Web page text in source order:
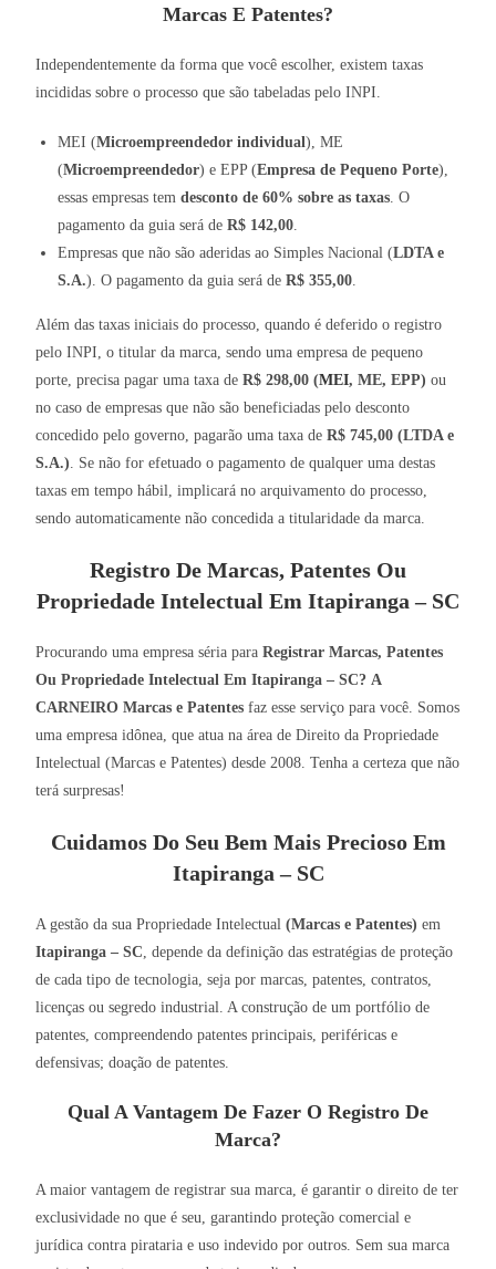
Marcas E Patentes?
Independentemente da forma que você escolher, existem taxas
incididas sobre o processo que são tabeladas pelo INPI.
MEI (Microempreendedor individual), ME
(Microempreendedor) e EPP (Empresa de Pequeno Porte),
essas empresas temdesconto de 60% sobre as taxas. O
pagamento da guia será deR$ 142,00.
Empresas que não são aderidas ao Simples Nacional (LDTA e
S.A.). O pagamento da guia será deR$ 355,00.
Além das taxas iniciais do processo, quando é deferido o registro
pelo INPI, o titular da marca, sendo uma empresa de pequeno
porte, precisa pagar uma taxa deR$ 298,00 (MEI, ME, EPP) ou
no caso de empresas que não são beneficiadas pelo desconto
concedido pelo governo, pagarão uma taxa deR$ 745,00 (LTDA e
S.A.). Se não for efetuado o pagamento de qualquer uma destas
taxas em tempo hábil, implicará no arquivamento do processo,
sendo automaticamente não concedida a titularidade da marca.
Registro De Marcas, Patentes Ou
Propriedade Intelectual Em Itapiranga – SC
Procurando uma empresa séria paraRegistrar Marcas, Patentes
Ou Propriedade Intelectual Em Itapiranga – SC? A
CARNEIRO Marcas e Patentes faz esse serviço para você. Somos
uma empresa idônea, que atua na área de Direito da Propriedade
Intelectual (Marcas e Patentes) desde 2008. Tenha a certeza que não
terá surpresas!
Cuidamos Do Seu Bem Mais Precioso Em
Itapiranga – SC
A gestão da sua Propriedade Intelectual(Marcas e Patentes) em
Itapiranga – SC, depende da definição das estratégias de proteção
de cada tipo de tecnologia, seja por marcas, patentes, contratos,
licenças ou segredo industrial. A construção de um portfólio de
patentes, compreendendo patentes principais, periféricas e
defensivas; doação de patentes.
Qual A Vantagem De Fazer O Registro De
Marca?
A maior vantagem de registrar sua marca, é garantir o direito de ter
exclusividade no que é seu, garantindo proteção comercial e
jurídica contra pirataria e uso indevido por outros. Sem sua marca